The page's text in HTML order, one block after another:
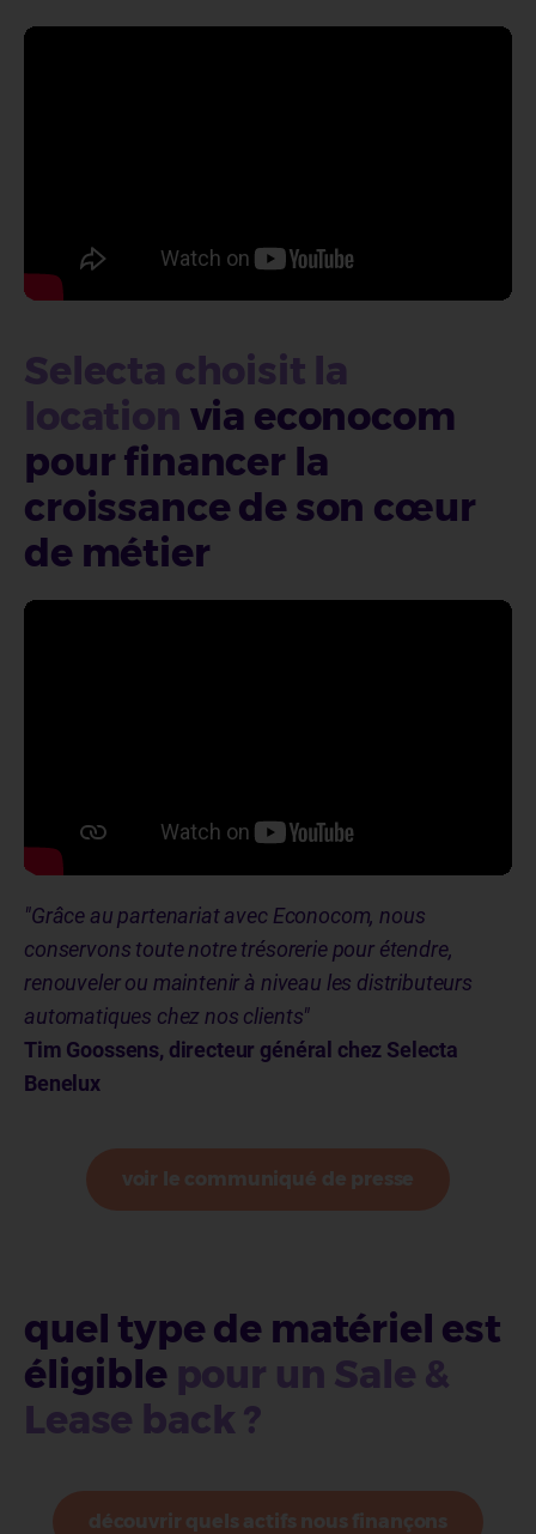
Selecta choisit la
location via econocom
pour financer la
croissance de son cœur
de métier
"Grâce au partenariat avec Econocom, nous
conservons toute notre trésorerie pour étendre,
renouveler ou maintenir à niveau les distributeurs
automatiques chez nos clients"
Tim Goossens, directeur général chez Selecta
Benelux
voir le communiqué de presse
quel type de matériel est
éligible pour un Sale &
Lease back ?
découvrir quels actifs nous finançons